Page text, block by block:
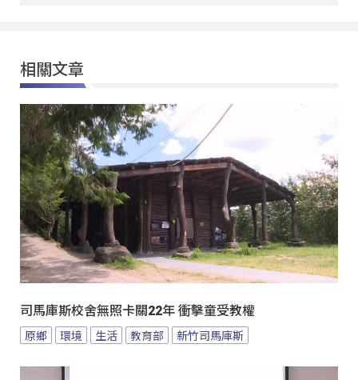
相關文章
司馬庫斯校舍無照卡關22年 衝擊童受教權
原鄉 環境 生活 教育部 新竹司馬庫斯